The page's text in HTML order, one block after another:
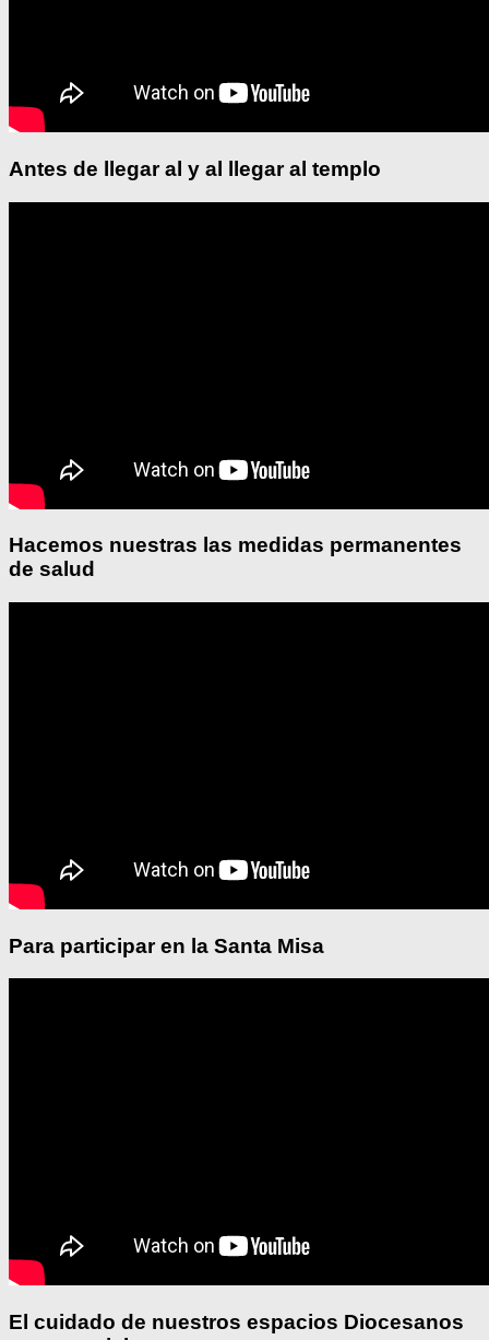
Antes de llegar al y al llegar al templo
Hacemos nuestras las medidas permanentes
de salud
Para participar en la Santa Misa
El cuidado de nuestros espacios Diocesanos